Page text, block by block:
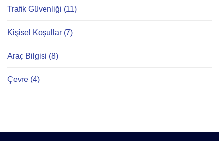
Trafik Güvenliği (11)
Kişisel Koşullar (7)
Araç Bilgisi (8)
Çevre (4)